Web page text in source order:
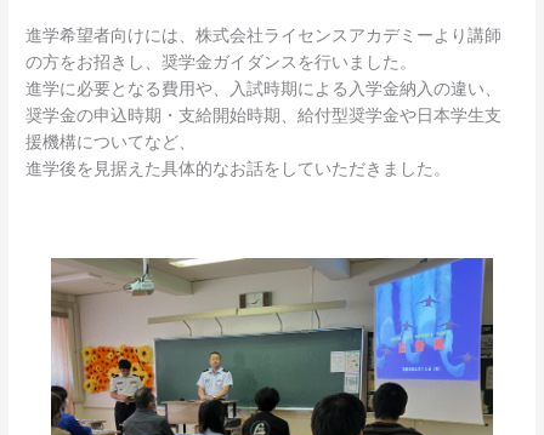
進学希望者向けには、株式会社ライセンスアカデミーより講師
の方をお招きし、奨学金ガイダンスを行いました。
進学に必要となる費用や、入試時期による入学金納入の違い、
奨学金の申込時期・支給開始時期、給付型奨学金や日本学生支
援機構についてなど、
進学後を見据えた具体的なお話をしていただきました。